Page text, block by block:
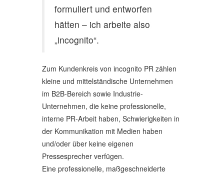
formuliert und entworfen
hätten – ich arbeite also
„incognito“.
Zum Kundenkreis von incognito PR zählen
kleine und mittelständische Unternehmen
im B2B-Bereich sowie Industrie-
Unternehmen, die keine professionelle,
interne PR-Arbeit haben, Schwierigkeiten in
der Kommunikation mit Medien haben
und/oder über keine eigenen
Pressesprecher verfügen.
Eine professionelle, maßgeschneiderte